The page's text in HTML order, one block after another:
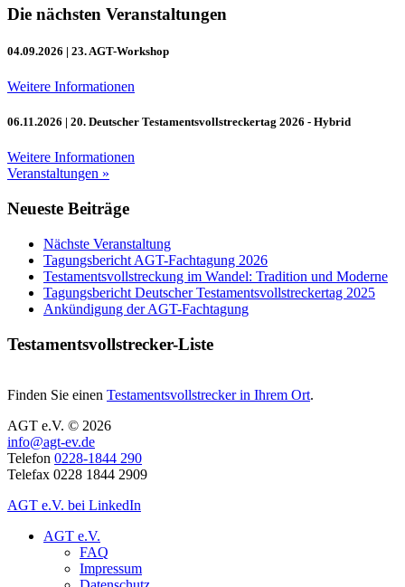
Die nächsten Veranstaltungen
04.09.2026 | 23. AGT-Workshop
Weitere Informationen
06.11.2026 | 20. Deutscher Testamentsvollstreckertag 2026 - Hybrid
Weitere Informationen
Veranstaltungen »
Neueste Beiträge
Nächste Veranstaltung
Tagungsbericht AGT-Fachtagung 2026
Testamentsvollstreckung im Wandel: Tradition und Moderne
Tagungsbericht Deutscher Testamentsvollstreckertag 2025
Ankündigung der AGT-Fachtagung
Testamentsvollstrecker-Liste
Finden Sie einen Testamentsvollstrecker in Ihrem Ort.
AGT e.V. © 2026
info@agt-ev.de
Telefon 0228-1844 290
Telefax 0228 1844 2909
AGT e.V. bei LinkedIn
AGT e.V.
FAQ
Impressum